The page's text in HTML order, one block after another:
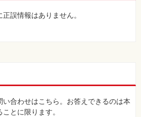
誤情報はありません。
合わせはこちら。お答えできるのは本
とに限ります。